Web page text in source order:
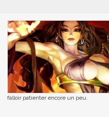
falloir patienter encore un peu.